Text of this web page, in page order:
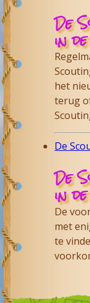
De
in
het
terug
De
De
in
De
met
te